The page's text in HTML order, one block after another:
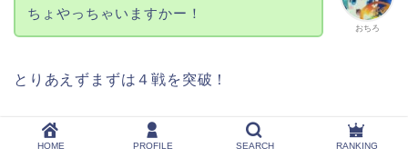
おちろ
ちょやっちゃいますかー！
とりあえずまずは４戦を突破！
ここからはガチ継続率抽選です！
HOME PROFILE SEARCH RANKING